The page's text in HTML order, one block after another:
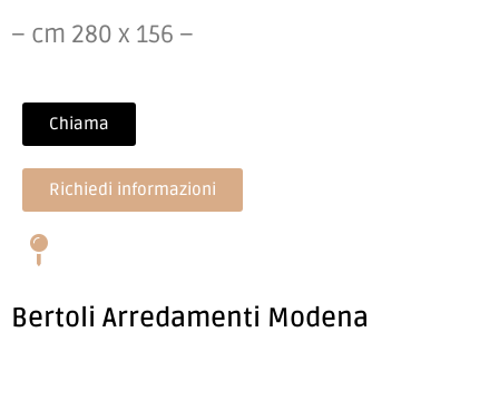
– cm 280 x 156 –
Chiama
Richiedi informazioni
Bertoli Arredamenti Modena